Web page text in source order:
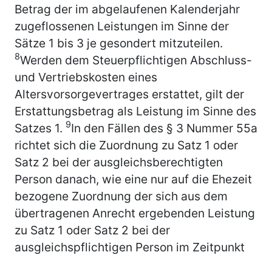
Betrag der im abgelaufenen Kalenderjahr
zugeflossenen Leistungen im Sinne der
Sätze 1 bis 3 je gesondert mitzuteilen.
8Werden dem Steuerpflichtigen Abschluss-
und Vertriebskosten eines
Altersvorsorgevertrages erstattet, gilt der
Erstattungsbetrag als Leistung im Sinne des
Satzes 1. 9In den Fällen des § 3 Nummer 55a
richtet sich die Zuordnung zu Satz 1 oder
Satz 2 bei der ausgleichsberechtigten
Person danach, wie eine nur auf die Ehezeit
bezogene Zuordnung der sich aus dem
übertragenen Anrecht ergebenden Leistung
zu Satz 1 oder Satz 2 bei der
ausgleichspflichtigen Person im Zeitpunkt